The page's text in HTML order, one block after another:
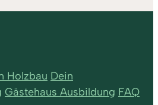
Holzbau Dein
Gästehaus Ausbildung FAQ